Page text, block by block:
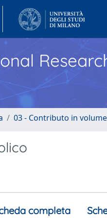
03 - Contributo in volume
completa